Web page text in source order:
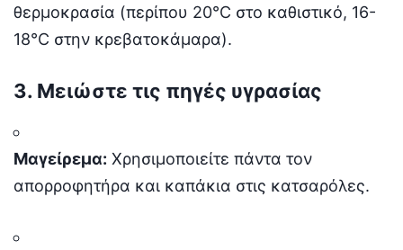
θερμοκρασία (περίπου 20°C στο καθιστικό, 16-
18°C στην κρεβατοκάμαρα).
3. Μειώστε τις πηγές υγρασίας
Μαγείρεμα: Χρησιμοποιείτε πάντα τον
απορροφητήρα και καπάκια στις κατσαρόλες.